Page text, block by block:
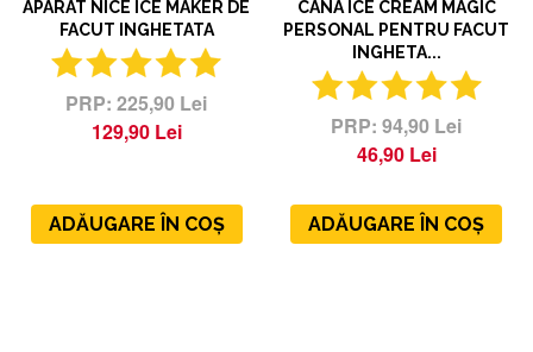
APARAT NICE ICE MAKER DE
FACUT INGHETATA
225,90 Lei
129,90 Lei
ADĂUGARE ÎN COȘ
CANA ICE CREAM MAGIC
PERSONAL PENTRU FACUT
INGHETA...
94,90 Lei
46,90 Lei
ADĂUGARE ÎN COȘ